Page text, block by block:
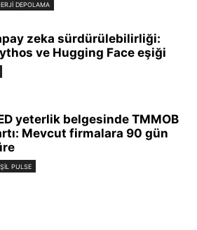
DEPOLAMA
zeka sürdürülebilirliği:
ve Hugging Face eşiği
yeterlik belgesinde TMMOB
Mevcut firmalara 90 gün
PULSE